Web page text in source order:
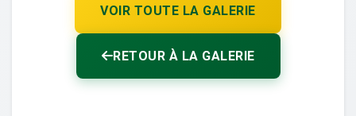
VOIR TOUTE LA GALERIE
RETOUR À LA GALERIE